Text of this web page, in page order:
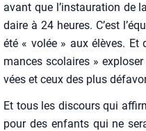
avant que l’instauration de
daire à 24 heures. C’est
été « volée » aux élèves.
mances sco­laires »
vées et ceux des plus
Et tous les dis­cours qui
pour des enfants qui ne